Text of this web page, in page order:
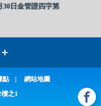
30日金管證四字第
點
網站地圖
之1